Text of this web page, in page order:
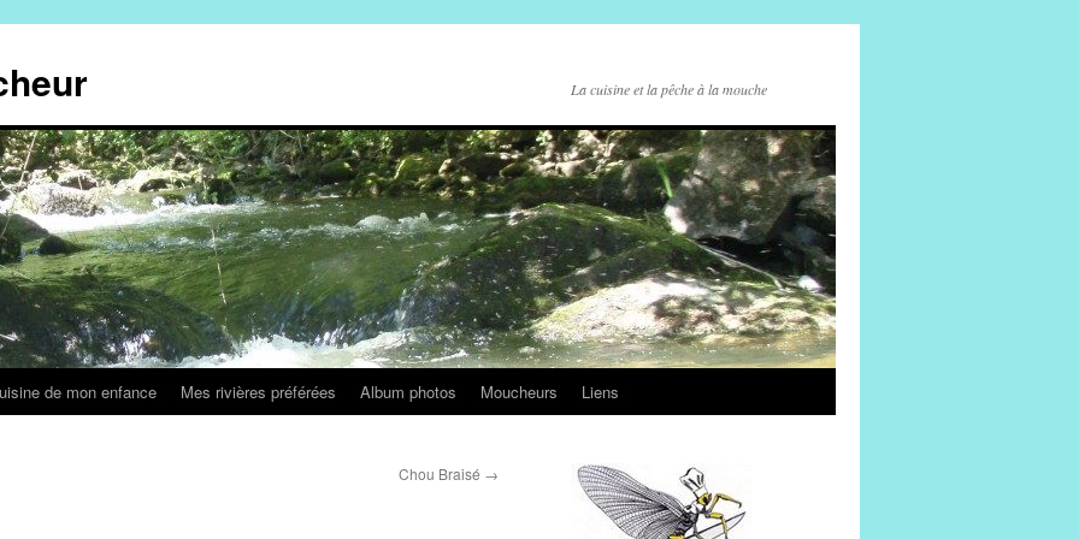
La cuisine et la pêche à la mouche
de mon enfance Mes rivières préférées Album photos Moucheurs Liens
Chou Braisé →